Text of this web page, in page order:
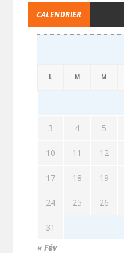
CALENDRIER
L M M
3 4 5
10 11 12
17 18 19
24 25 26
31
« Fév